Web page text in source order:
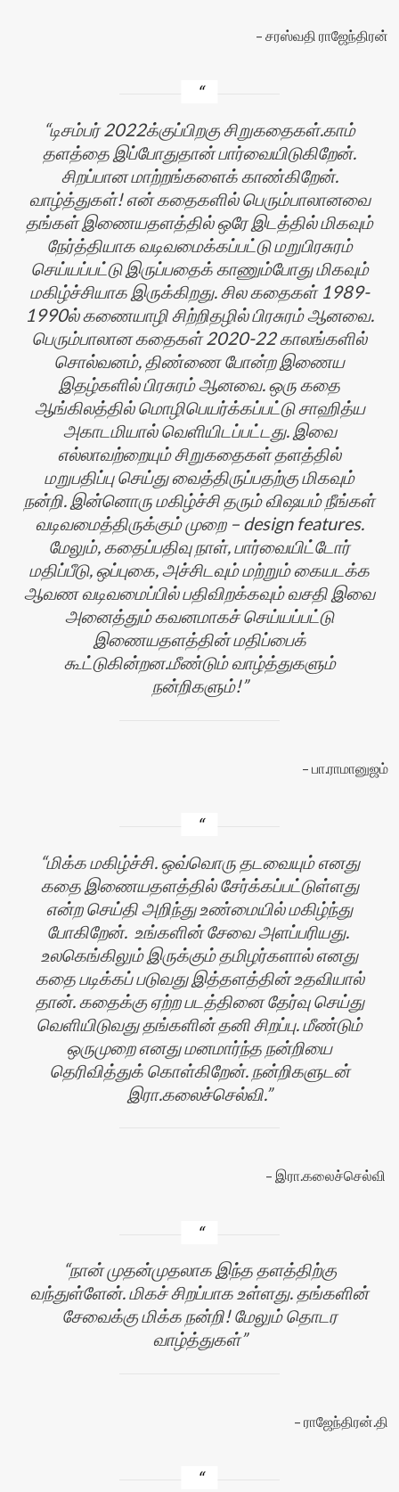
சரஸ்வதி ராஜேந்திரன்
டிசம்பர் 2022க்குப்பிறகு சிறுகதைகள்.காம்
தளத்தை இப்போதுதான் பார்வையிடுகிறேன்.
சிறப்பான மாற்றங்களைக் காண்கிறேன்.
வாழ்த்துகள்! என் கதைகளில் பெரும்பாலானவை
தங்கள் இணையதளத்தில் ஒரே இடத்தில் மிகவும்
நேர்த்தியாக வடிவமைக்கப்பட்டு மறுபிரசுரம்
செய்யப்பட்டு இருப்பதைக் காணும்போது மிகவும்
மகிழ்ச்சியாக இருக்கிறது. சில கதைகள் 1989-
1990ல் கணையாழி சிற்றிதழில் பிரசுரம் ஆனவை.
பெரும்பாலான கதைகள் 2020-22 காலங்களில்
சொல்வனம், திண்ணை போன்ற இணைய
இதழ்களில் பிரசுரம் ஆனவை. ஒரு கதை
ஆங்கிலத்தில் மொழிபெயர்க்கப்பட்டு சாஹித்ய
அகாடமியால் வெளியிடப்பட்டது. இவை
எல்லாவற்றையும் சிறுகதைகள் தளத்தில்
மறுபதிப்பு செய்து வைத்திருப்பதற்கு மிகவும்
நன்றி. இன்னொரு மகிழ்ச்சி தரும் விஷயம் நீங்கள்
வடிவமைத்திருக்கும் முறை – design features.
மேலும், கதைப்பதிவு நாள், பார்வையிட்டோர்
மதிப்பீடு, ஒப்புகை, அச்சிடவும் மற்றும் கையடக்க
ஆவண வடிவமைப்பில் பதிவிறக்கவும் வசதி இவை
அனைத்தும் கவனமாகச் செய்யப்பட்டு
இணையதளத்தின் மதிப்பைக்
கூட்டுகின்றன.மீண்டும் வாழ்த்துகளும்
நன்றிகளும்!
பா.ராமானுஜம்
மிக்க மகிழ்ச்சி. ஒவ்வொரு தடவையும் எனது
கதை இணையதளத்தில் சேர்க்கப்பட்டுள்ளது
என்ற செய்தி அறிந்து உண்மையில் மகிழ்ந்து
போகிறேன். உங்களின் சேவை அளப்பரியது.
உலகெங்கிலும் இருக்கும் தமிழர்களால் எனது
கதை படிக்கப் படுவது இத்தளத்தின் உதவியால்
தான். கதைக்கு ஏற்ற படத்தினை தேர்வு செய்து
வெளியிடுவது தங்களின் தனி சிறப்பு. மீண்டும்
ஒருமுறை எனது மனமார்ந்த நன்றியை
தெரிவித்துக் கொள்கிறேன். நன்றிகளுடன்
இரா.கலைச்செல்வி.
இரா.கலைச்செல்வி
நான் முதன்முதலாக இந்த தளத்திற்கு
வந்துள்ளேன். மிகச் சிறப்பாக உள்ளது. தங்களின்
சேவைக்கு மிக்க நன்றி! மேலும் தொடர
வாழ்த்துகள்
ராஜேந்திரன்.தி